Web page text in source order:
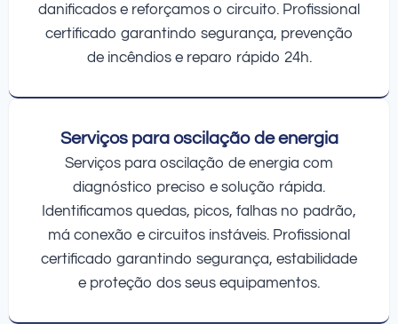
danificados e reforçamos o circuito. Profissional
certificado garantindo segurança, prevenção
de incêndios e reparo rápido 24h.
Serviços para oscilação de energia
Serviços para oscilação de energia com
diagnóstico preciso e solução rápida.
Identificamos quedas, picos, falhas no padrão,
má conexão e circuitos instáveis. Profissional
certificado garantindo segurança, estabilidade
e proteção dos seus equipamentos.